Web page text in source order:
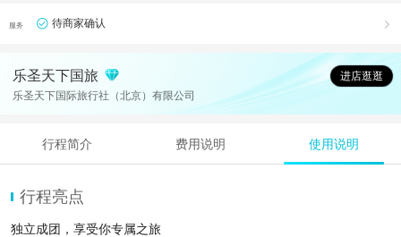
服务 待商家确认 
乐圣天下国旅
进店逛逛
乐圣天下国际旅行社（北京）有限公司
行程简介 费用说明 使用说明
行程亮点
独立成团，享受你专属之旅